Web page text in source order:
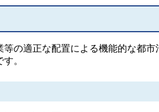
の適正な配置による機能的な都市
。